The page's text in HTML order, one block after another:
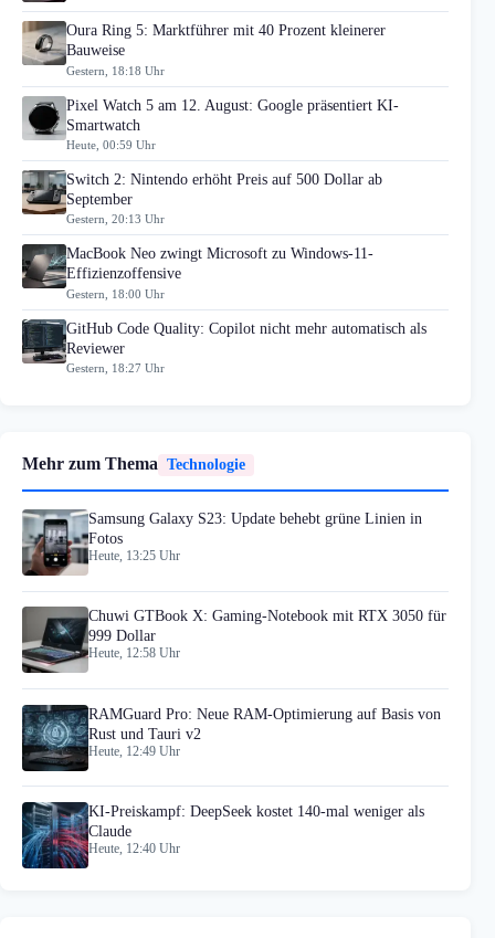
Oura Ring 5: Marktführer mit 40 Prozent kleinerer
Bauweise
Gestern, 18:18 Uhr
Pixel Watch 5 am 12. August: Google präsentiert KI-
Smartwatch
Heute, 00:59 Uhr
Switch 2: Nintendo erhöht Preis auf 500 Dollar ab
September
Gestern, 20:13 Uhr
MacBook Neo zwingt Microsoft zu Windows-11-
Effizienzoffensive
Gestern, 18:00 Uhr
GitHub Code Quality: Copilot nicht mehr automatisch als
Reviewer
Gestern, 18:27 Uhr
Mehr zum Thema Technologie
Samsung Galaxy S23: Update behebt grüne Linien in
Fotos
Heute, 13:25 Uhr
Chuwi GTBook X: Gaming-Notebook mit RTX 3050 für
999 Dollar
Heute, 12:58 Uhr
RAMGuard Pro: Neue RAM-Optimierung auf Basis von
Rust und Tauri v2
Heute, 12:49 Uhr
KI-Preiskampf: DeepSeek kostet 140-mal weniger als
Claude
Heute, 12:40 Uhr